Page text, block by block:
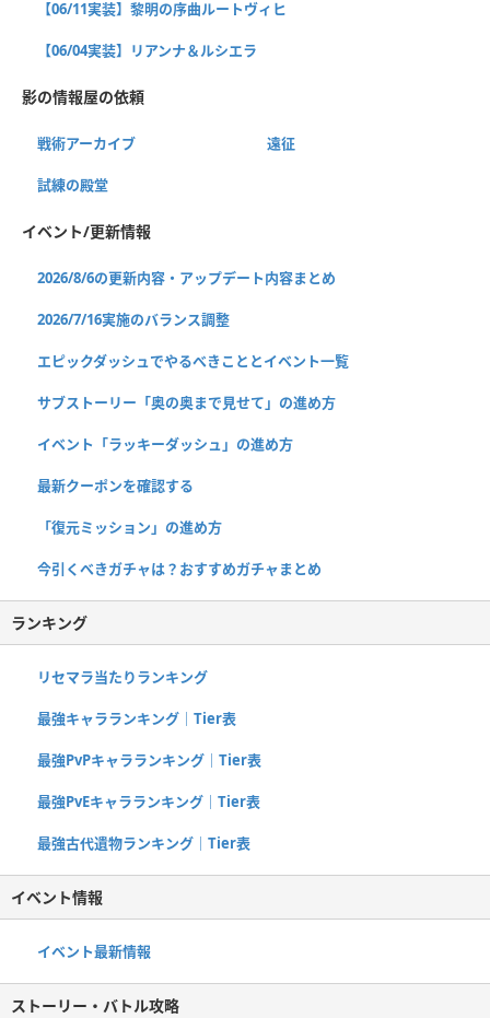
【06/11実装】黎明の序曲ルートヴィヒ
【06/04実装】リアンナ＆ルシエラ
影の情報屋の依頼
戦術アーカイブ 遠征
試練の殿堂
イベント/更新情報
2026/8/6の更新内容・アップデート内容まとめ
2026/7/16実施のバランス調整
エピックダッシュでやるべきこととイベント一覧
サブストーリー「奥の奥まで見せて」の進め方
イベント「ラッキーダッシュ」の進め方
最新クーポンを確認する
「復元ミッション」の進め方
今引くべきガチャは？おすすめガチャまとめ
ランキング
リセマラ当たりランキング
最強キャラランキング｜Tier表
最強PvPキャラランキング｜Tier表
最強PvEキャラランキング｜Tier表
最強古代遺物ランキング｜Tier表
イベント情報
イベント最新情報
ストーリー・バトル攻略